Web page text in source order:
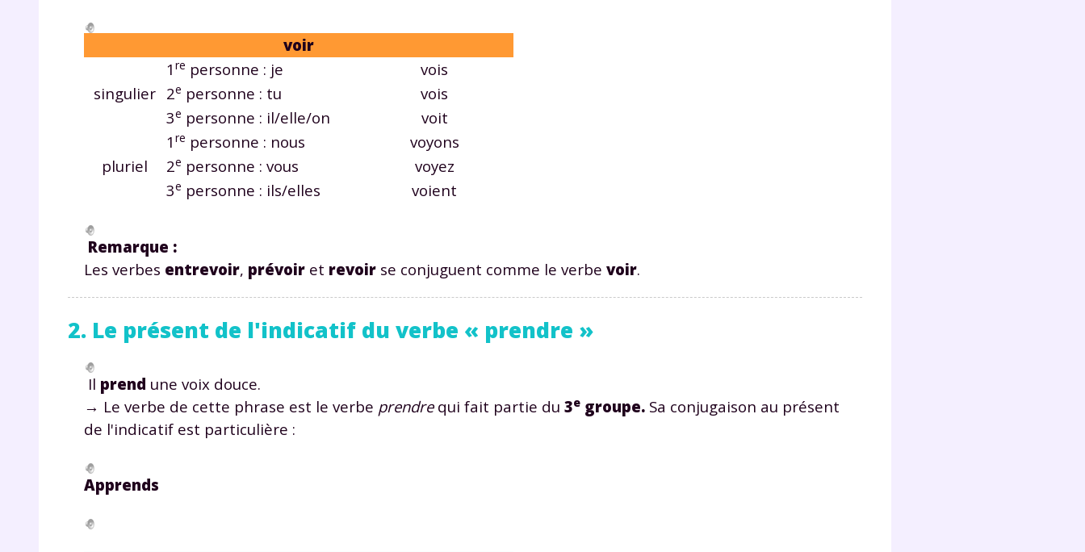
voir
singulier
1 re personne : je
vois
2e personne : tu
vois
3e personne : il/elle/on voit
pluriel
1 re personne : nous
voyons
2e personne : vous
voyez
3e personne : ils/elles voient
Remarque :
Les verbes entrevoir, prévoir et revoir se conjuguent comme le verbe voir.
2. Le présent de l'indicatif du verbe « prendre »
Il prend une voix douce.
→ Le verbe de cette phrase est le verbe prendrequi fait partie du 3e groupe. Sa conjugaison au présent
de l'indicatif est particulière :
Apprends